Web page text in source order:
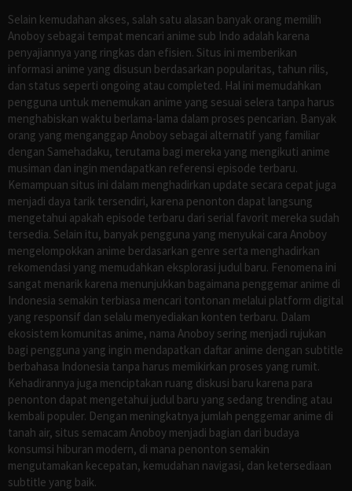
Selain kemudahan akses, salah satu alasan banyak orang memilih
Anoboy sebagai tempat mencari anime sub Indo adalah karena
penyajiannya yang ringkas dan efisien. Situs ini memberikan
informasi anime yang disusun berdasarkan popularitas, tahun rilis,
dan status seperti ongoing atau completed. Hal ini memudahkan
pengguna untuk menemukan anime yang sesuai selera tanpa harus
menghabiskan waktu berlama-lama dalam proses pencarian. Banyak
orang yang menganggap Anoboy sebagai alternatif yang familiar
dengan Samehadaku, terutama bagi mereka yang mengikuti anime
musiman dan ingin mendapatkan referensi episode terbaru.
Kemampuan situs ini dalam menghadirkan update secara cepat juga
menjadi daya tarik tersendiri, karena penonton dapat langsung
mengetahui apakah episode terbaru dari serial favorit mereka sudah
tersedia. Selain itu, banyak pengguna yang menyukai cara Anoboy
mengelompokkan anime berdasarkan genre serta menghadirkan
rekomendasi yang memudahkan eksplorasi judul baru. Fenomena ini
sangat menarik karena menunjukkan bagaimana penggemar anime di
Indonesia semakin terbiasa mencari tontonan melalui platform digital
yang responsif dan selalu menyediakan konten terbaru. Dalam
ekosistem komunitas anime, nama Anoboy sering menjadi rujukan
bagi pengguna yang ingin mendapatkan daftar anime dengan subtitle
berbahasa Indonesia tanpa harus memikirkan proses yang rumit.
Kehadirannya juga menciptakan ruang diskusi baru karena para
penonton dapat mengetahui judul baru yang sedang trending atau
kembali populer. Dengan meningkatnya jumlah penggemar anime di
tanah air, situs semacam Anoboy menjadi bagian dari budaya
konsumsi hiburan modern, di mana penonton semakin
mengutamakan kecepatan, kemudahan navigasi, dan ketersediaan
subtitle yang baik.